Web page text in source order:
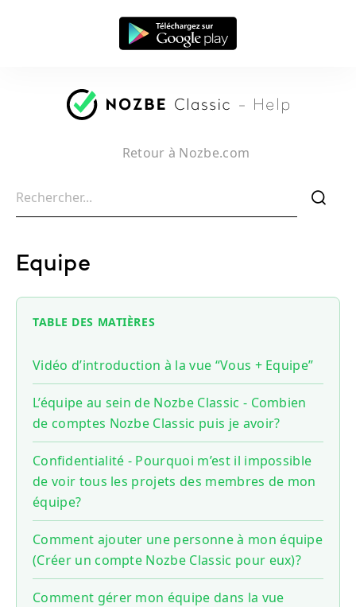
Retour à Nozbe.com
f
Equipe
TABLE DES MATIÈRES
Vidéo d’introduction à la vue “Vous + Equipe”
L’équipe au sein de Nozbe Classic - Combien
de comptes Nozbe Classic puis je avoir?
Confidentialité - Pourquoi m’est il impossible
de voir tous les projets des membres de mon
équipe?
Comment ajouter une personne à mon équipe
(Créer un compte Nozbe Classic pour eux)?
Comment gérer mon équipe dans la vue